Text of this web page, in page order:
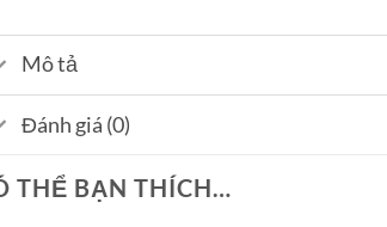
Mô tả
Đánh giá (0)
THỂ BẠN THÍCH…